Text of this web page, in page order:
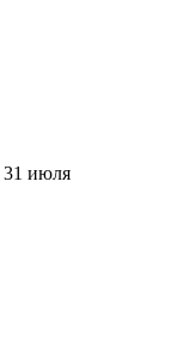
31 июля